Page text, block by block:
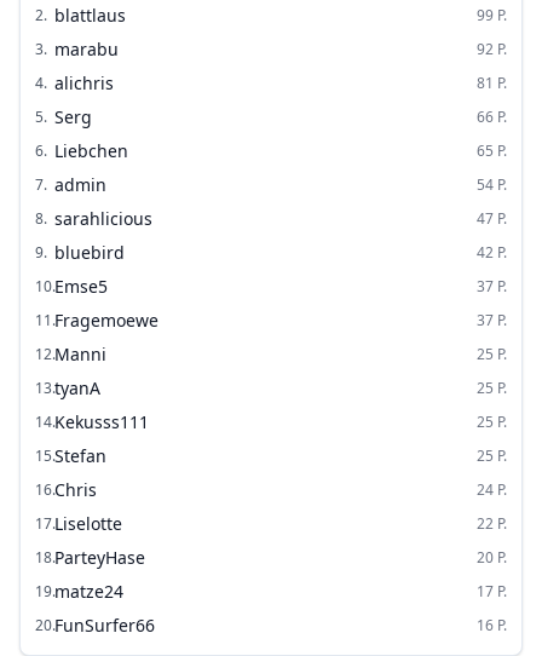
2. blattlaus 99 P.
3. marabu 92 P.
4. alichris 81 P.
5. Serg 66 P.
6. Liebchen 65 P.
7. admin 54 P.
8. sarahlicious 47 P.
9. bluebird 42 P.
10.Emse5 37 P.
11.Fragemoewe 37 P.
12.Manni 25 P.
13.tyanA 25 P.
14.Kekusss111 25 P.
15.Stefan 25 P.
16.Chris 24 P.
17.Liselotte 22 P.
18.ParteyHase 20 P.
19.matze24 17 P.
20.FunSurfer66 16 P.